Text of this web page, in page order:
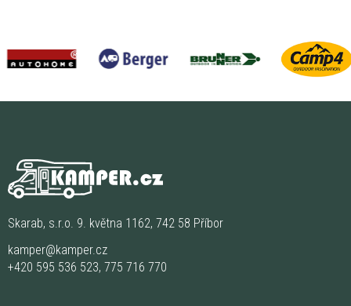
Skarab, s.r.o. 9. května 1162, 742 58 Příbor
kamper@kamper.cz
+420 595 536 523, 775 716 770